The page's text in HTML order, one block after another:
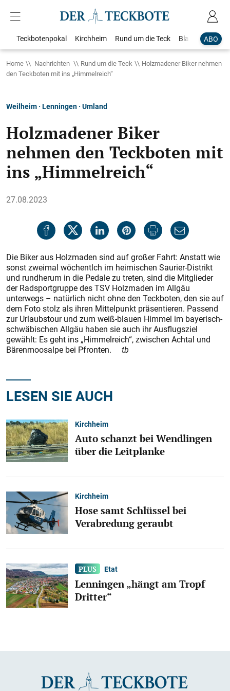
ABO
Teckbotenpokal Kirchheim Rund um die Teck Blaulicht
Home Nachrichten Rund um die Teck
Holzmadener Biker nehmen
den Teckboten mit ins „Himmelreich“
Weilheim · Lenningen · Umland
Holzmadener Biker
nehmen den Teckboten mit
ins „Himmelreich“
27.08.2023
Die Biker aus Holzmaden sind auf großer Fahrt: Anstatt wie
sonst zweimal wöchentlch im heimischen Saurier-Distrikt
und rundherum in die Pedale zu treten, sind die Mitglieder
der Radsportgruppe des TSV Holzmaden im Allgäu
unterwegs – natürlich nicht ohne den Teckboten, den sie auf
dem Foto stolz als ihren Mittelpunkt präsentieren. Passend
zur Urlaubstour und zum weiß-blauen Himmel im bayerisch-
schwäbischen Allgäu haben sie auch ihr Ausflugsziel
gewählt: Es geht ins „Himmelreich“, zwischen Achtal und
Bärenmoosalpe bei Pfronten. tb
LESEN SIE AUCH
Kirchheim
Auto schanzt bei Wendlingen
über die Leitplanke
Kirchheim
Hose samt Schlüssel bei
Verabredung geraubt
Etat
Lenningen „hängt am Tropf
Dritter“